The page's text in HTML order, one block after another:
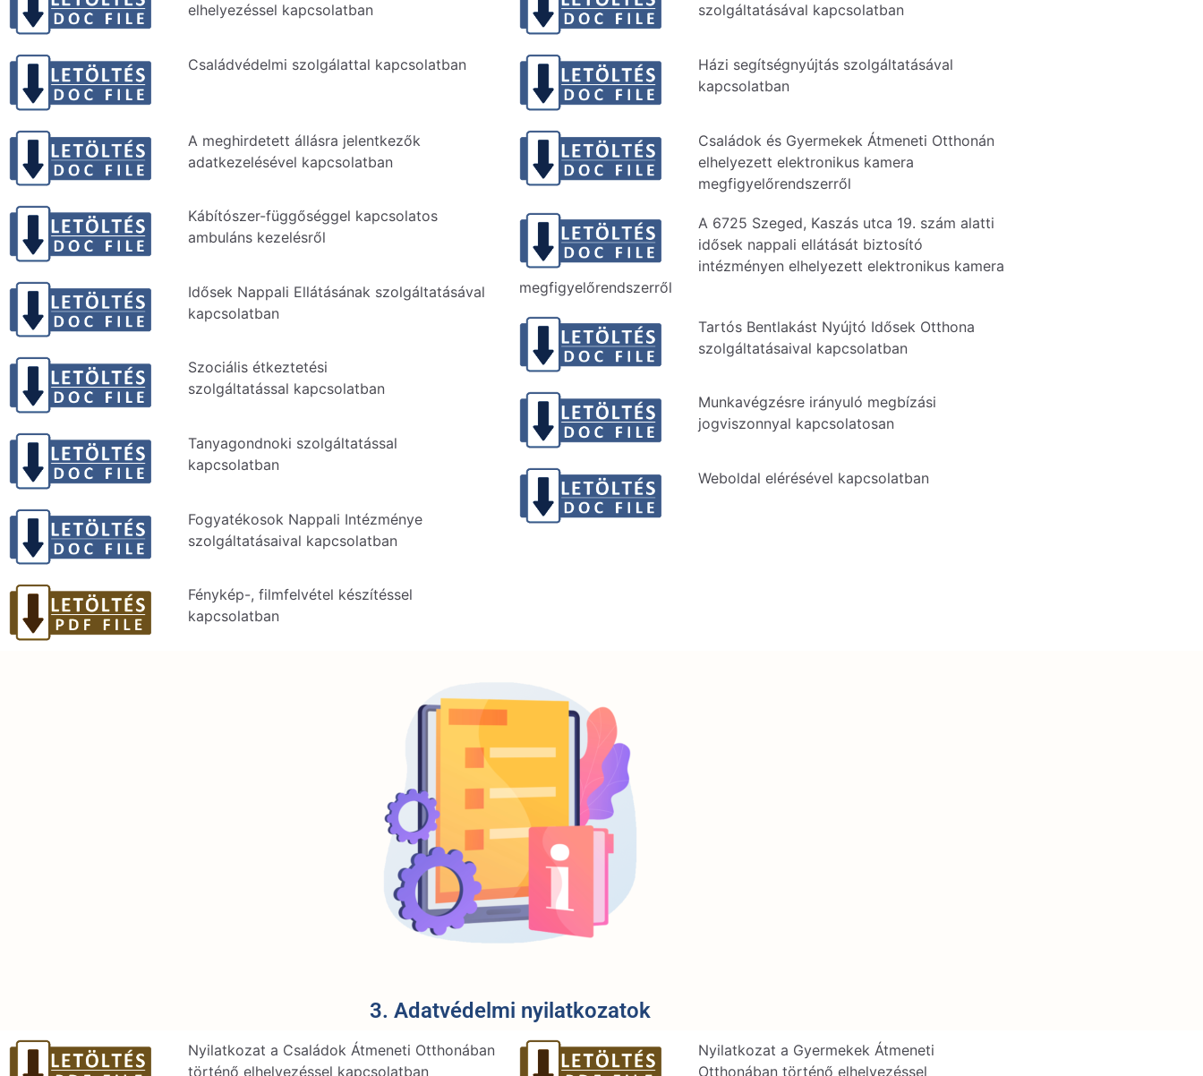
elhelyezéssel kapcsolatban
Családvédelmi szolgálattal kapcsolatban
A meghirdetett állásra jelentkezők
adatkezelésével kapcsolatban
Kábítószer-függőséggel kapcsolatos
ambuláns kezelésről
Idősek Nappali Ellátásának szolgáltatásával
kapcsolatban
Szociális étkeztetési
szolgáltatással kapcsolatban
Tanyagondnoki szolgáltatással
kapcsolatban
Fogyatékosok Nappali Intézménye
szolgáltatásaival kapcsolatban
Fénykép-, filmfelvétel készítéssel
kapcsolatban
szolgáltatásával kapcsolatban
Házi segítségnyújtás szolgáltatásával
kapcsolatban
Családok és Gyermekek Átmeneti Otthonán
elhelyezett elektronikus kamera
megfigyelőrendszerről
A 6725 Szeged, Kaszás utca 19. szám alatti
idősek nappali ellátását biztosító
intézményen elhelyezett elektronikus kamera
megfigyelőrendszerről
Tartós Bentlakást Nyújtó Idősek Otthona
szolgáltatásaival kapcsolatban
Munkavégzésre irányuló megbízási
jogviszonnyal kapcsolatosan
Weboldal elérésével kapcsolatban
3. Adatvédelmi nyilatkozatok
Nyilatkozat a Családok Átmeneti Otthonában
történő elhelyezéssel kapcsolatban
Nyilatkozat a Gyermekek Átmeneti
Otthonában történő elhelyezéssel